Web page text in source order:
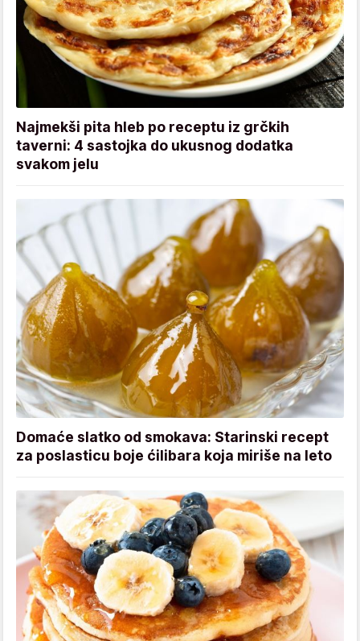
Najmekši pita hleb po receptu iz grčkih
taverni: 4 sastojka do ukusnog dodatka
svakom jelu
Domaće slatko od smokava: Starinski recept
za poslasticu boje ćilibara koja miriše na leto